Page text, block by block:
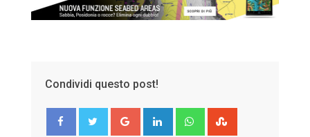
Condividi questo post!
Google+ LinkedIn Whatsapp